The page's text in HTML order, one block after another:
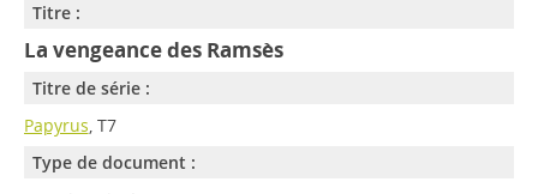
Titre :
La vengeance des Ramsès
Titre de série :
Papyrus, T7
Type de document :